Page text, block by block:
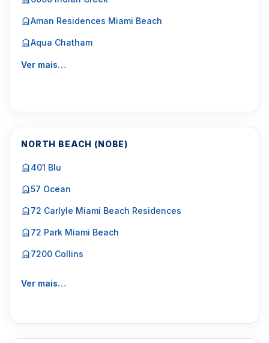
Aman Residences Miami Beach
Aqua Chatham
Ver mais…
NORTH BEACH (NOBE)
401 Blu
57 Ocean
72 Carlyle Miami Beach Residences
72 Park Miami Beach
7200 Collins
Ver mais…